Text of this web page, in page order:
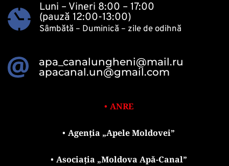
Luni – Vineri 8:00 – 17:00
(pauză 12:00-13:00)
Sâmbătă – Duminică – zile de odihnă
apa_canalungheni@mail.ru
apacanal.un@gmail.com
ANRE
Agenția „Apele Moldovei”
Asociația „Moldova Apă-Canal”